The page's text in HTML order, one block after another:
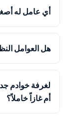
أي عامل له
هل العوامل
أم غازاً خاملاً؟